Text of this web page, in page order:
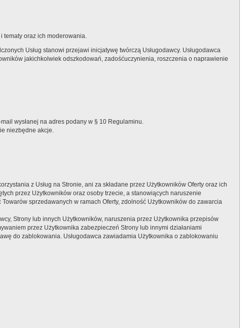
tematy oraz ich moderowania.
Usług stanowi przejawi inicjatywę twórczą Usługodawcy. Usługodawca
jakichkolwiek odszkodowań, zadośćuczynienia, roszczenia o naprawienie
wysłanej na adres podany w § 10 Regulaminu.
niezbędne akcje.
z Usług na Stronie, ani za składane przez Użytkowników Oferty oraz ich
przez Użytkowników oraz osoby trzecie, a stanowiących naruszenie
sprzedawanych w ramach Oferty, zdolność Użytkowników do zawarcia
Strony lub innych Użytkowników, naruszenia przez Użytkownika przepisów
przez Użytkownika zabezpieczeń Strony lub innymi działaniami
do zablokowania. Usługodawca zawiadamia Użytkownika o zablokowaniu